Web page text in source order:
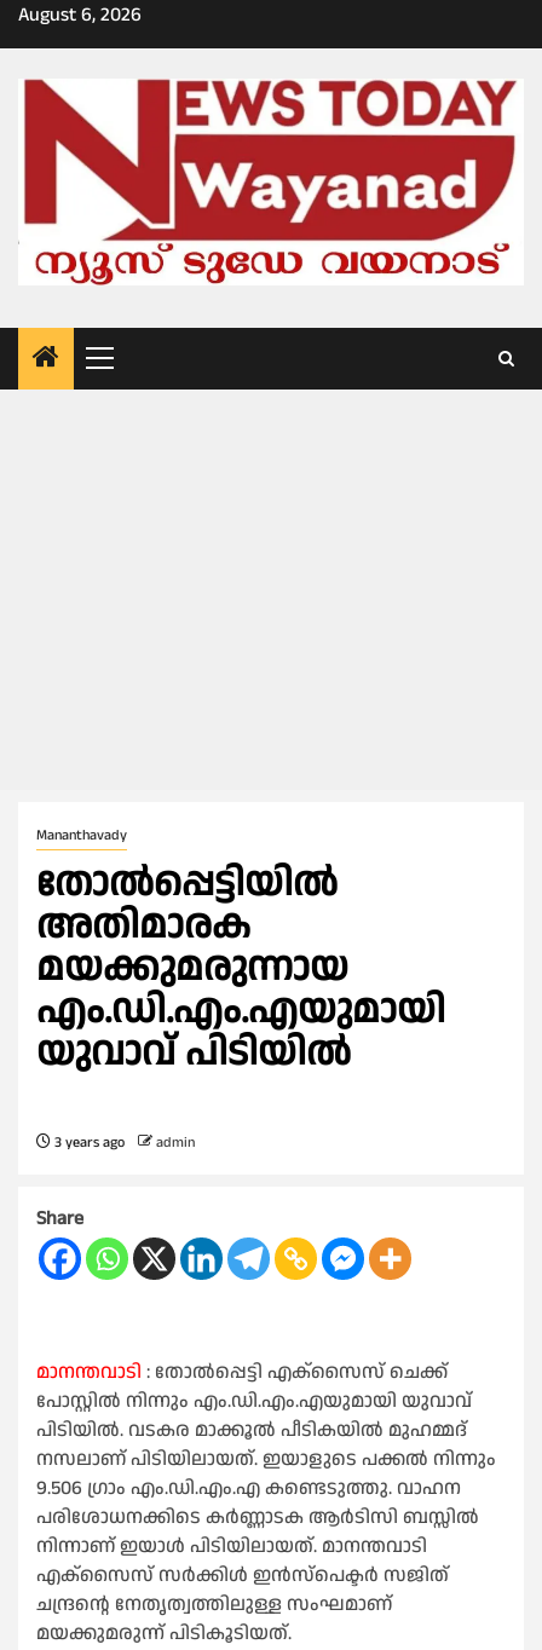
Skip
to
August 6, 2026
Primary
Menu
Mananthavady
തോല്‍പ്പെട്ടിയിൽ
അതിമാരക
മയക്കുമരുന്നായ
എം.ഡി.എം.എയുമായി
യുവാവ് പിടിയില്‍
3 years ago admin
Share
മാനന്തവാടി : തോല്‍പ്പെട്ടി എക്‌സൈസ് ചെക്ക്
പോസ്റ്റില്‍ നിന്നും എം.ഡി.എം.എയുമായി യുവാവ്
പിടിയില്‍. വടകര മാക്കൂല്‍ പീടികയില്‍ മുഹമ്മദ്
നസലാണ് പിടിയിലായത്. ഇയാളുടെ പക്കല്‍ നിന്നും
9.506 ഗ്രാം എം.ഡി.എം.എ കണ്ടെടുത്തു. വാഹന
പരിശോധനക്കിടെ കര്‍ണ്ണാടക ആര്‍ടിസി ബസ്സില്‍
നിന്നാണ് ഇയാള്‍ പിടിയിലായത്. മാനന്തവാടി
എക്‌സൈസ് സര്‍ക്കിള്‍ ഇന്‍സ്‌പെക്ടര്‍ സജിത്
ചന്ദ്രന്റെ നേതൃത്വത്തിലുള്ള സംഘമാണ്
മയക്കുമരുന്ന് പിടികൂടിയത്.